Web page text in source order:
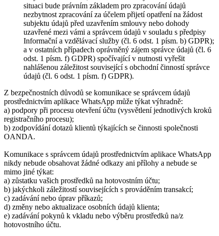
situaci bude právním základem pro zpracování údajů
nezbytnost zpracování za účelem přijetí opatření na žádost
subjektu údajů před uzavřením smlouvy nebo dohody
uzavřené mezi vámi a správcem údajů v souladu s předpisy
Informační a vzdělávací služby (čl. 6 odst. 1 písm. b) GDPR);
a v ostatních případech oprávněný zájem správce údajů (čl. 6
odst. 1 písm. f) GDPR) spočívající v nutnosti vyřešit
nahlášenou záležitost související s obchodní činností správce
údajů (čl. 6 odst. 1 písm. f) GDPR).
Z bezpečnostních důvodů se komunikace se správcem údajů
prostřednictvím aplikace WhatsApp může týkat výhradně:
a) podpory při procesu otevření účtu (vysvětlení jednotlivých kroků
registračního procesu);
b) zodpovídání dotazů klientů týkajících se činnosti společnosti
OANDA.
Komunikace s správcem údajů prostřednictvím aplikace WhatsApp
nikdy nebude obsahovat žádné odkazy ani přílohy a nebude se
mimo jiné týkat:
a) zůstatku vašich prostředků na hotovostním účtu;
b) jakýchkoli záležitostí souvisejících s prováděním transakcí;
c) zadávání nebo úprav příkazů;
d) změny nebo aktualizace osobních údajů klienta;
e) zadávání pokynů k vkladu nebo výběru prostředků na/z
hotovostního účtu.